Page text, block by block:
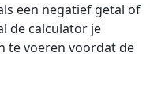
een negatief getal of
de calculator je
te voeren voordat de